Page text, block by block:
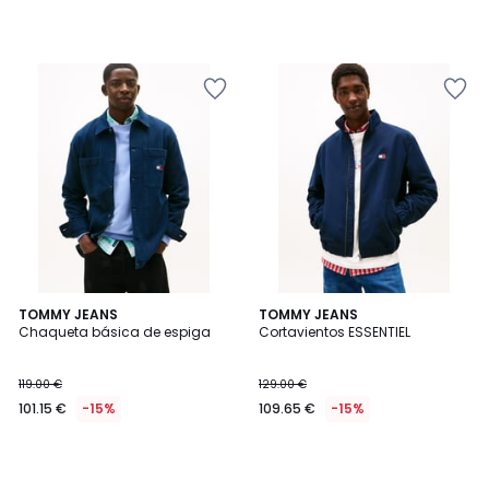
TOMMY JEANS
Chaqueta básica de espiga
119.00 €
101.15 € -15%
TOMMY JEANS
Cortavientos ESSENTIEL
129.00 €
109.65 € -15%